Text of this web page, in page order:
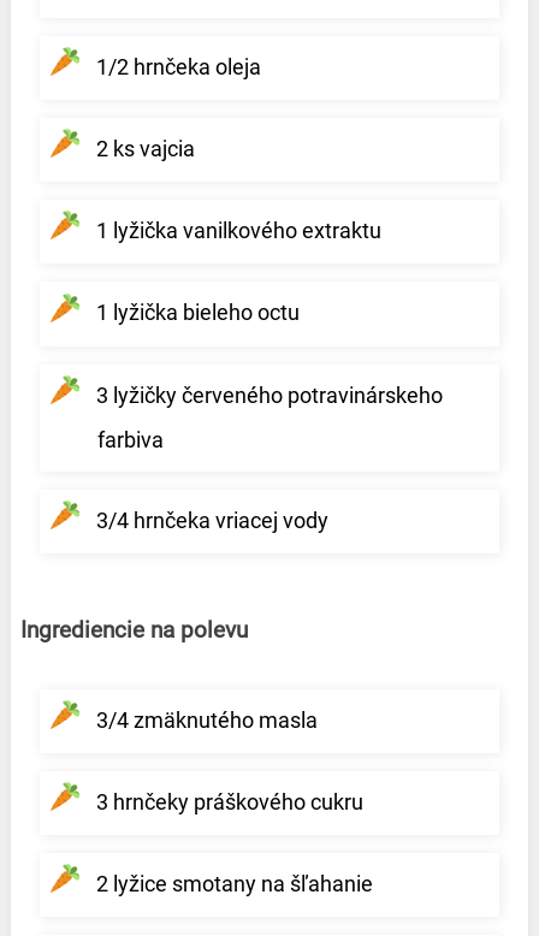
1/2 hrnčeka oleja
2 ks vajcia
1 lyžička vanilkového extraktu
1 lyžička bieleho octu
3 lyžičky červeného potravinárskeho
farbiva
3/4 hrnčeka vriacej vody
Ingrediencie na polevu
3/4 zmäknutého masla
3 hrnčeky práškového cukru
2 lyžice smotany na šľahanie